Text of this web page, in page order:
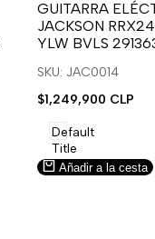
para
usar
la
lista
deseos.
para
usar
Compare
GUITARRA
JACKSON
YLW BVLS
SKU: JAC0014
Precio
venta
$1,249,900 CLP
Default
Title
Añadir a la cesta